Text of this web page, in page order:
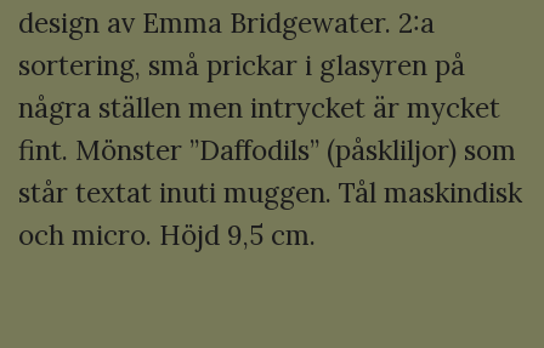
design av Emma Bridgewater. 2:a
sortering, små prickar i glasyren på
några ställen men intrycket är mycket
fint. Mönster ”Daffodils” (påskliljor) som
står textat inuti muggen. Tål maskindisk
och micro. Höjd 9,5 cm.